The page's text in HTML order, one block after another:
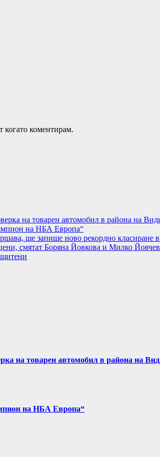
когато коментирам.
на товарен автомобил в района на
на НБА Европа“
ще запише ново рекордно класиране в
смятат Боряна Йовкова и Милко Йовчев
на товарен автомобил в района на
на НБА Европа“